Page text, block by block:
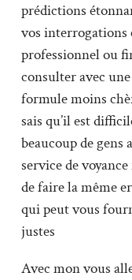
prédictions
vos interrogations
professionnel ou
consulter avec
formule moins
sais qu’il est
beaucoup de
service de
de faire la même
qui peut vous
justes
Avec mon vous